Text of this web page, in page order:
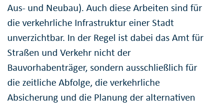
Aus- und Neubau). Auch diese Arbeiten sind für
die verkehrliche Infrastruktur einer Stadt
unverzichtbar. In der Regel ist dabei das Amt für
Straßen und Verkehr nicht der
Bauvorhabenträger, sondern ausschließlich für
die zeitliche Abfolge, die verkehrliche
Absicherung und die Planung der alternativen